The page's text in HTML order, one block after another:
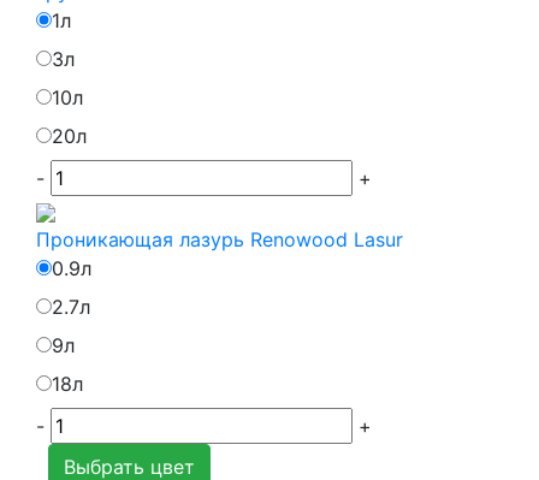
1л
3л
10л
20л
-
+
Проникающая лазурь Renowood Lasur
0.9л
2.7л
9л
18л
-
+
Выбрать цвет